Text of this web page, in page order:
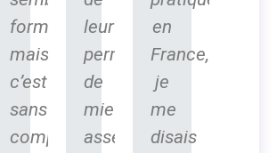
formidable
mais
c’est
sans
compter
leur
permettre
de
mieux
asseoir
en
France,
je
me
disais